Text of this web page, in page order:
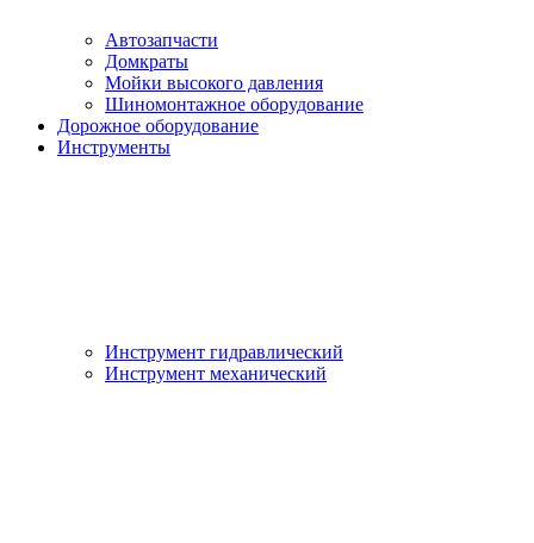
Автозапчасти
Домкраты
Мойки высокого давления
Шиномонтажное оборудование
Дорожное оборудование
Инструменты
Инструмент гидравлический
Инструмент механический